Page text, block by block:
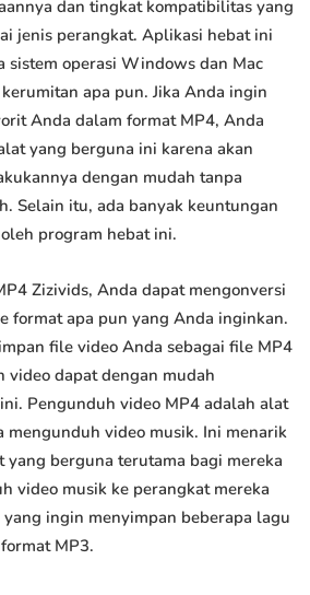
dan tingkat kompatibilitas yang
jenis perangkat. Aplikasi hebat ini
sistem operasi Windows dan Mac
apa pun. Jika Anda ingin
Anda dalam format MP4, Anda
yang berguna ini karena akan
dengan mudah tanpa
Selain itu, ada banyak keuntungan
program hebat ini.
Zizivids, Anda dapat mengonversi
format apa pun yang Anda inginkan.
file video Anda sebagai file MP4
video dapat dengan mudah
Pengunduh video MP4 adalah alat
mengunduh video musik. Ini menarik
yang berguna terutama bagi mereka
video musik ke perangkat mereka
ingin menyimpan beberapa lagu
MP3.